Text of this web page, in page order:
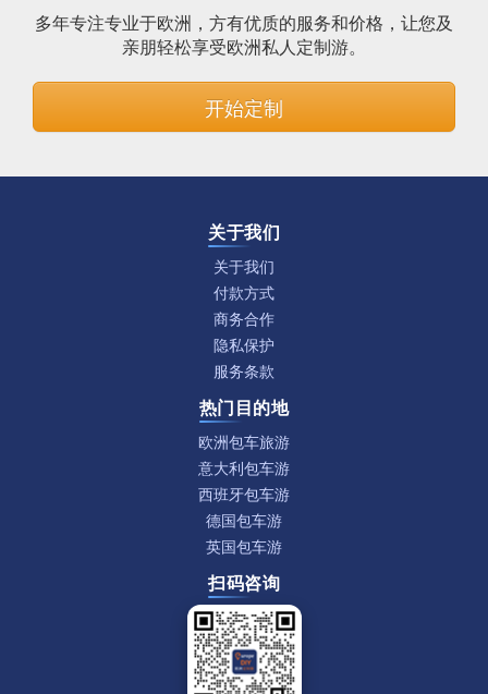
多年专注专业于欧洲，方有优质的服务和价格，让您及
亲朋轻松享受欧洲私人定制游。
开始定制
关于我们
关于我们
付款方式
商务合作
隐私保护
服务条款
热门目的地
欧洲包车旅游
意大利包车游
西班牙包车游
德国包车游
英国包车游
扫码咨询